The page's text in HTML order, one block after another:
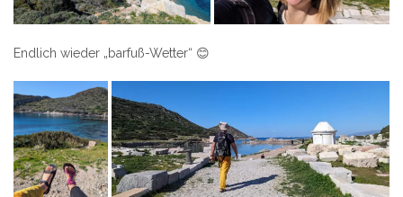
Endlich wieder „barfuß-Wetter“ 😊